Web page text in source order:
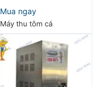
Mua ngay
Máy thu tôm cá